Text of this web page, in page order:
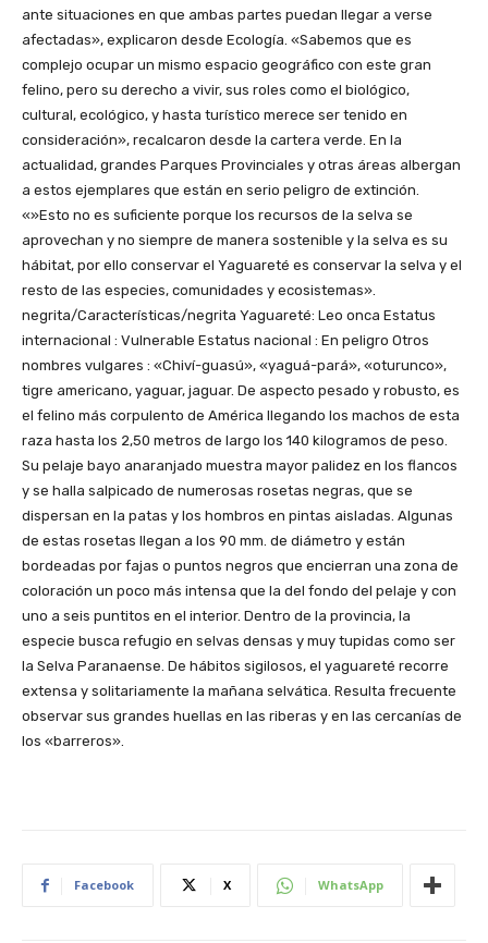
ante situaciones en que ambas partes puedan llegar a verse
afectadas», explicaron desde Ecología. «Sabemos que es
complejo ocupar un mismo espacio geográfico con este gran
felino, pero su derecho a vivir, sus roles como el biológico,
cultural, ecológico, y hasta turístico merece ser tenido en
consideración», recalcaron desde la cartera verde. En la
actualidad, grandes Parques Provinciales y otras áreas albergan
a estos ejemplares que están en serio peligro de extinción.
«»Esto no es suficiente porque los recursos de la selva se
aprovechan y no siempre de manera sostenible y la selva es su
hábitat, por ello conservar el Yaguareté es conservar la selva y el
resto de las especies, comunidades y ecosistemas».
negrita/Características/negrita Yaguareté: Leo onca Estatus
internacional : Vulnerable Estatus nacional : En peligro Otros
nombres vulgares : «Chiví-guasú», «yaguá-pará», «oturunco»,
tigre americano, yaguar, jaguar. De aspecto pesado y robusto, es
el felino más corpulento de América llegando los machos de esta
raza hasta los 2,50 metros de largo los 140 kilogramos de peso.
Su pelaje bayo anaranjado muestra mayor palidez en los flancos
y se halla salpicado de numerosas rosetas negras, que se
dispersan en la patas y los hombros en pintas aisladas. Algunas
de estas rosetas llegan a los 90 mm. de diámetro y están
bordeadas por fajas o puntos negros que encierran una zona de
coloración un poco más intensa que la del fondo del pelaje y con
uno a seis puntitos en el interior. Dentro de la provincia, la
especie busca refugio en selvas densas y muy tupidas como ser
la Selva Paranaense. De hábitos sigilosos, el yaguareté recorre
extensa y solitariamente la mañana selvática. Resulta frecuente
observar sus grandes huellas en las riberas y en las cercanías de
los «barreros».
Facebook X WhatsApp